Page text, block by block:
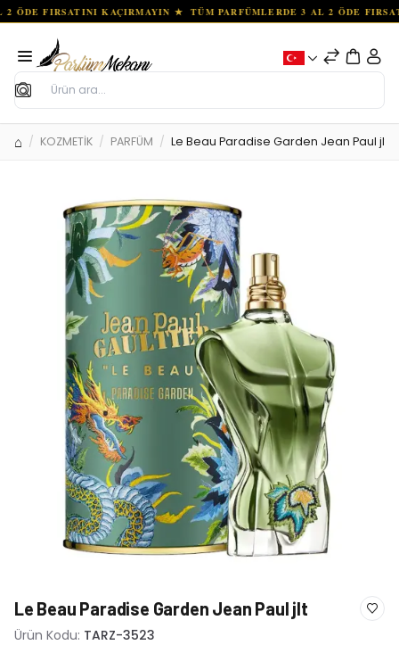
Ara
KOZMETİK PARFÜM Le Beau Paradise Garden Jean Paul jlt
Le Beau Paradise Garden Jean Paul jlt
Ürün Kodu: TARZ-3523